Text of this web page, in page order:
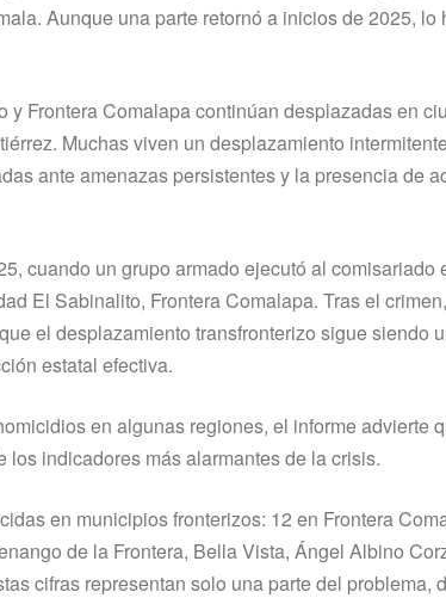
Aunque una parte retornó a inicios de 2025, lo
Frontera Comalapa continúan desplazadas en
Muchas viven un desplazamiento
ante amenazas persistentes y la presencia de
cuando un grupo armado ejecutó al comisariado
El Sabinalito, Frontera Comalapa. Tras el
el desplazamiento transfronterizo sigue siendo
estatal efectiva.
en algunas regiones, el informe advierte
indicadores más alarmantes de la crisis.
en municipios fronterizos: 12 en Frontera
de la Frontera, Bella Vista, Ángel Albino
cifras representan solo una parte del problema,